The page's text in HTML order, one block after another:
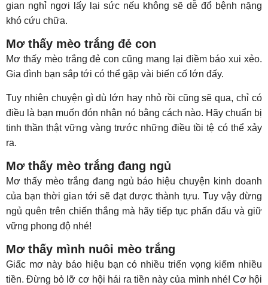
gian nghỉ ngơi lấy lại sức nếu không sẽ dễ đổ bệnh nặng
khó cứu chữa.
Mơ thấy mèo trắng đẻ con
Mơ thấy mèo trắng đẻ con cũng mang lại điềm báo xui xẻo.
Gia đình bạn sắp tới có thể gặp vài biến cố lớn đấy.
Tuy nhiên chuyện gì dù lớn hay nhỏ rồi cũng sẽ qua, chỉ có
điều là bạn muốn đón nhận nó bằng cách nào. Hãy chuẩn bị
tinh thần thật vững vàng trước những điều tồi tệ có thể xảy
ra.
Mơ thấy mèo trắng đang ngủ
Mơ thấy mèo trắng đang ngủ báo hiệu chuyện kinh doanh
của bạn thời gian tới sẽ đạt được thành tựu. Tuy vậy đừng
ngủ quên trên chiến thắng mà hãy tiếp tục phấn đấu và giữ
vững phong độ nhé!
Mơ thấy mình nuôi mèo trắng
Giấc mơ này báo hiệu bạn có nhiều triển vọng kiếm nhiều
tiền. Đừng bỏ lỡ cơ hội hái ra tiền này của mình nhé! Cơ hội